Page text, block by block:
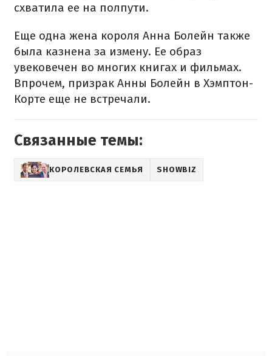
схватила ее на полпути.
Еще одна жена короля Анна Болейн также
была казнена за измену. Ее образ
увековечен во многих книгах и фильмах.
Впрочем, призрак Анны Болейн в Хэмптон-
Корте еще ​​не встречали.
Связанные темы:
КОРОЛЕВСКАЯ СЕМЬЯ SHOWBIZ